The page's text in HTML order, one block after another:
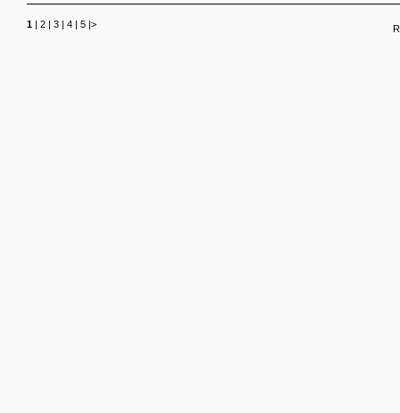
1 | 2 | 3 | 4 | 5 |>